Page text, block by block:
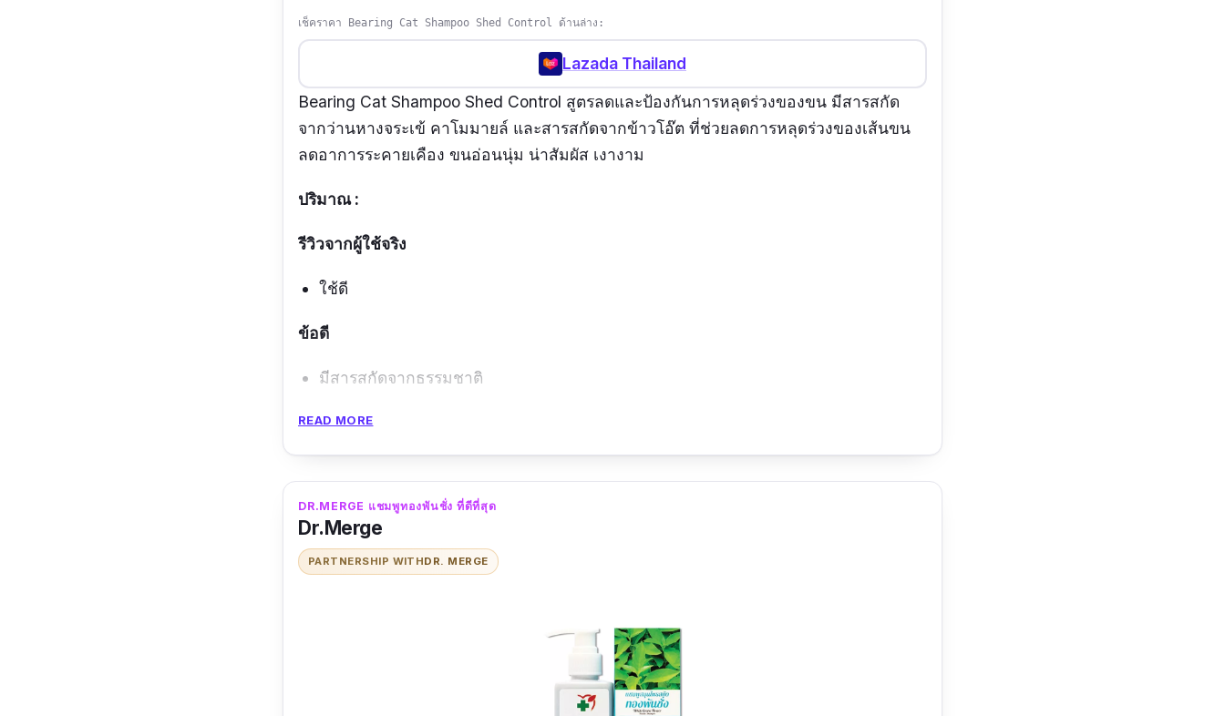
เช็คราคา Bearing Cat Shampoo Shed Control ด้านล่าง:
Lazada Thailand
Bearing Cat Shampoo Shed Control สูตรลดและป้องกันการหลุดร่วงของขน มีสารสกัด
จากว่านหางจระเข้ คาโมมายล์ และสารสกัดจากข้าวโอ๊ต ที่ช่วยลดการหลุดร่วงของเส้นขน
ลดอาการระคายเคือง ขนอ่อนนุ่ม น่าสัมผัส เงางาม
ปริมาณ :
รีวิวจากผู้ใช้จริง
ใช้ดี
ข้อดี
มีสารสกัดจากธรรมชาติ
ข้อเสีย
ปริมาณน้อย
READ MORE
DR.MERGE แชมพูทองพันชั่ง ที่ดีที่สุด
Dr.Merge
PARTNERSHIP WITHDR. MERGE